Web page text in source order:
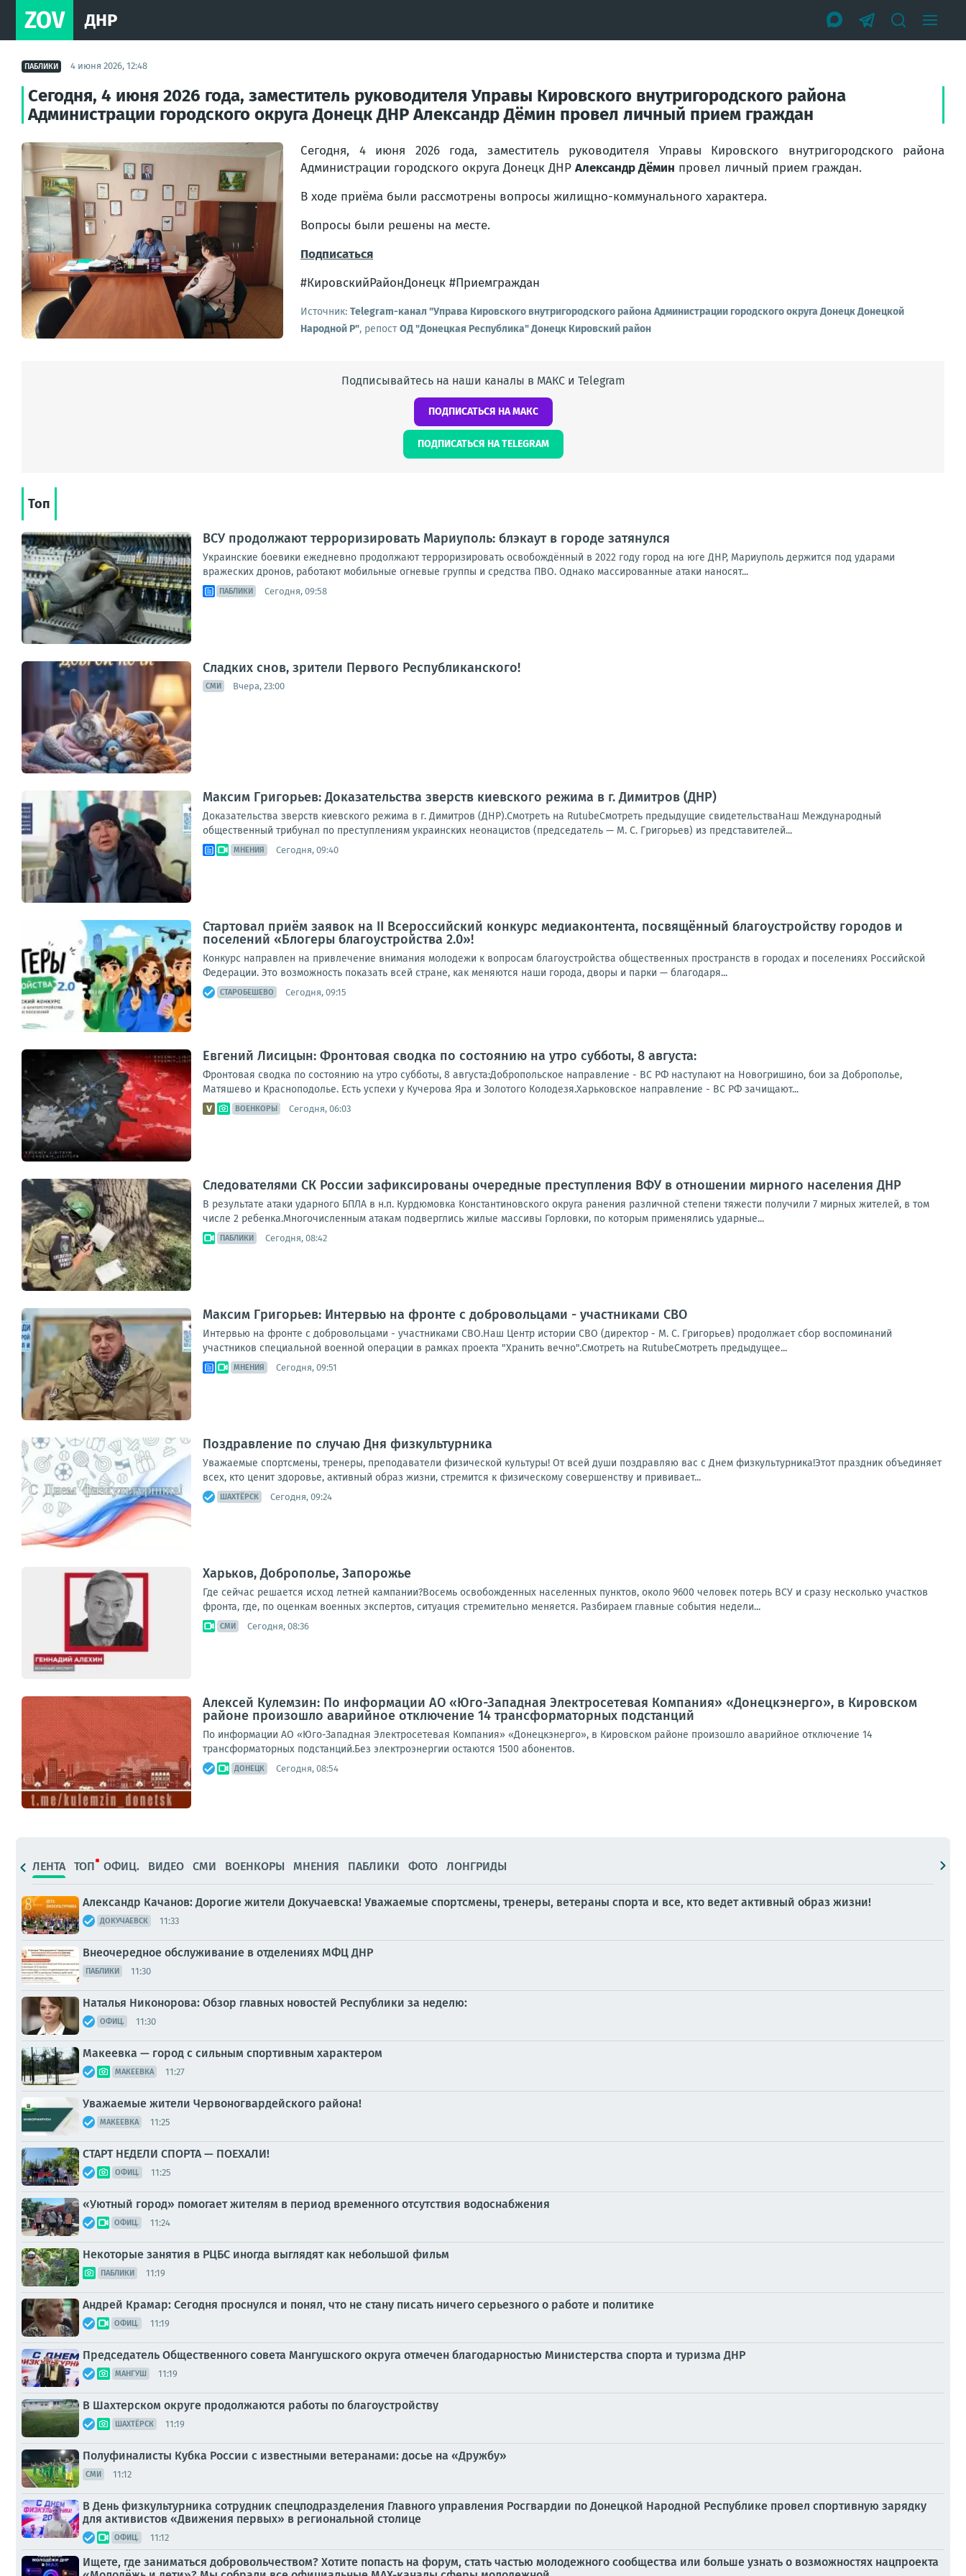
ZOV ДНР
ПАБЛИКИ 4 июня 2026, 12:48
Сегодня, 4 июня 2026 года, заместитель руководителя Управы Кировского внутригородского района
Администрации городского округа Донецк ДНР Александр Дёмин провел личный прием граждан
Сегодня, 4 июня 2026 года, заместитель руководителя Управы Кировского внутригородского района
Администрации городского округа Донецк ДНР Александр Дёмин провел личный прием граждан.
В ходе приёма были рассмотрены вопросы жилищно-коммунального характера.
Вопросы были решены на месте.
Подписаться
#КировскийРайонДонецк #Приемграждан
Источник: Telegram-канал "Управа Кировского внутригородского района Администрации городского округа Донецк Донецкой
Народной Р", репостОД "Донецкая Республика" Донецк Кировский район
Подписывайтесь на наши каналы в МАКС и Telegram
ПОДПИСАТЬСЯ НА МАКС
ПОДПИСАТЬСЯ НА TELEGRAM
Топ
ВСУ продолжают терроризировать Мариуполь: блэкаут в городе затянулся
Украинские боевики ежедневно продолжают терроризировать освобождённый в 2022 году город на юге ДНР, Мариуполь держится под ударами
вражеских дронов, работают мобильные огневые группы и средства ПВО. Однако массированные атаки наносят...
ПАБЛИКИ Сегодня, 09:58
Сладких снов, зрители Первого Республиканского!
СМИ Вчера, 23:00
Максим Григорьев: Доказательства зверств киевского режима в г. Димитров (ДНР)
Доказательства зверств киевского режима в г. Димитров (ДНР).Смотреть на RutubeСмотреть предыдущие свидетельстваНаш Международный
общественный трибунал по преступлениям украинских неонацистов (председатель — М. С. Григорьев) из представителей...
МНЕНИЯ Сегодня, 09:40
Стартовал приём заявок на II Всероссийский конкурс медиаконтента, посвящённый благоустройству городов и
поселений «Блогеры благоустройства 2.0»!
Конкурс направлен на привлечение внимания молодежи к вопросам благоустройства общественных пространств в городах и поселениях Российской
Федерации. Это возможность показать всей стране, как меняются наши города, дворы и парки — благодаря...
СТАРОБЕШЕВО Сегодня, 09:15
Евгений Лисицын: Фронтовая сводка по состоянию на утро субботы, 8 августа:
Фронтовая сводка по состоянию на утро субботы, 8 августа:Добропольское направление - ВС РФ наступают на Новогришино, бои за Доброполье,
Матяшево и Красноподолье. Есть успехи у Кучерова Яра и Золотого Колодезя.Харьковское направление - ВС РФ зачищают...
ВОЕНКОРЫ Сегодня, 06:03
Следователями СК России зафиксированы очередные преступления ВФУ в отношении мирного населения ДНР
В результате атаки ударного БПЛА в н.п. Курдюмовка Константиновского округа ранения различной степени тяжести получили 7 мирных жителей, в том
числе 2 ребенка.Многочисленным атакам подверглись жилые массивы Горловки, по которым применялись ударные...
ПАБЛИКИ Сегодня, 08:42
Максим Григорьев: Интервью на фронте с добровольцами - участниками СВО
Интервью на фронте с добровольцами - участниками СВО.Наш Центр истории СВО (директор - М. С. Григорьев) продолжает сбор воспоминаний
участников специальной военной операции в рамках проекта "Хранить вечно".Смотреть на RutubeСмотреть предыдущее...
МНЕНИЯ Сегодня, 09:51
Поздравление по случаю Дня физкультурника
Уважаемые спортсмены, тренеры, преподаватели физической культуры! От всей души поздравляю вас с Днем физкультурника!Этот праздник объединяет
всех, кто ценит здоровье, активный образ жизни, стремится к физическому совершенству и прививает...
ШАХТЁРСК Сегодня, 09:24
Харьков, Доброполье, Запорожье
Где сейчас решается исход летней кампании?Восемь освобожденных населенных пунктов, около 9600 человек потерь ВСУ и сразу несколько участков
фронта, где, по оценкам военных экспертов, ситуация стремительно меняется. Разбираем главные события недели...
СМИ Сегодня, 08:36
Алексей Кулемзин: По информации АО «Юго-Западная Электросетевая Компания» «Донецкэнерго», в Кировском
районе произошло аварийное отключение 14 трансформаторных подстанций
По информации АО «Юго-Западная Электросетевая Компания» «Донецкэнерго», в Кировском районе произошло аварийное отключение 14
трансформаторных подстанций.Без электроэнергии остаются 1500 абонентов.
ДОНЕЦК Сегодня, 08:54
ЛЕНТА ТОП ОФИЦ. ВИДЕО СМИ ВОЕНКОРЫ МНЕНИЯ ПАБЛИКИ ФОТО ЛОНГРИДЫ
Александр Качанов: Дорогие жители Докучаевска! Уважаемые спортсмены, тренеры, ветераны спорта и все, кто ведет активный образ жизни!
ДОКУЧАЕВСК 11:33
Внеочередное обслуживание в отделениях МФЦ ДНР
ПАБЛИКИ 11:30
Наталья Никонорова: Обзор главных новостей Республики за неделю:
ОФИЦ. 11:30
Макеевка — город с сильным спортивным характером
МАКЕЕВКА 11:27
Уважаемые жители Червоногвардейского района!
МАКЕЕВКА 11:25
СТАРТ НЕДЕЛИ СПОРТА — ПОЕХАЛИ!
ОФИЦ. 11:25
«Уютный город» помогает жителям в период временного отсутствия водоснабжения
ОФИЦ. 11:24
Некоторые занятия в РЦБС иногда выглядят как небольшой фильм
ПАБЛИКИ 11:19
Андрей Крамар: Сегодня проснулся и понял, что не стану писать ничего серьезного о работе и политике
ОФИЦ. 11:19
Председатель Общественного совета Мангушского округа отмечен благодарностью Министерства спорта и туризма ДНР
МАНГУШ 11:19
В Шахтерском округе продолжаются работы по благоустройству
ШАХТЁРСК 11:19
Полуфиналисты Кубка России с известными ветеранами: досье на «Дружбу»
СМИ 11:12
В День физкультурника сотрудник спецподразделения Главного управления Росгвардии по Донецкой Народной Республике провел спортивную зарядку
для активистов «Движения первых» в региональной столице
ОФИЦ. 11:12
Ищете, где заниматься добровольчеством? Хотите попасть на форум, стать частью молодежного сообщества или больше узнать о возможностях нацпроекта